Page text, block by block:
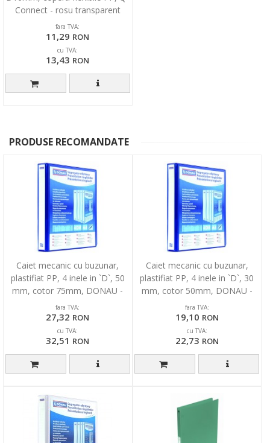
Connect - rosu transparent
fara TVA:
11,29 RON
cu TVA:
13,43 RON
PRODUSE RECOMANDATE
Caiet mecanic cu buzunar,
plastifiat PP, 4 inele in `D`, 50
mm, cotor 75mm, DONAU -
negru
fara TVA:
27,32 RON
cu TVA:
32,51 RON
Caiet mecanic cu buzunar,
plastifiat PP, 4 inele in `D`, 30
mm, cotor 50mm, DONAU -
albastru
fara TVA:
19,10 RON
cu TVA:
22,73 RON